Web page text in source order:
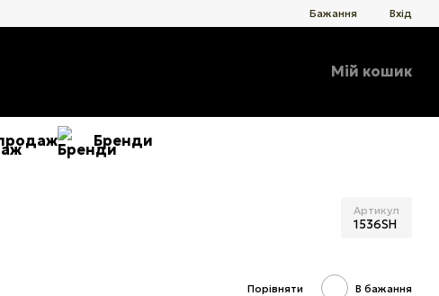
Бажання Вхід
Мій кошик
Бренди
Артикул
1536SH
Порівняти В бажання